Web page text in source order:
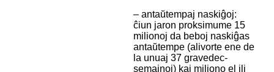
– antaŭtempaj naskiĝoj:
ĉiun jaron proksimume 15
milionoj da beboj naskiĝas
antaŭtempe (alivorte ene de
la unuaj 37 gravedec-
semajnoj) kaj miliono el ili